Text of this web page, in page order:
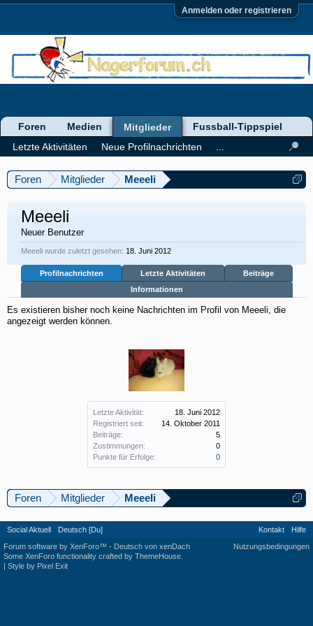
Anmelden oder registrieren
Foren Mitglieder Meeeli
Letzte Aktivität:
18. Juni 2012
Registriert seit:
14. Oktober 2011
Beiträge:
5
Zustimmungen:
0
Punkte für Erfolge:
0
Meeeli
Neuer Benutzer
Meeeli wurde zuletzt gesehen: 18. Juni 2012
Profilnachrichten Letzte Aktivitäten
Beiträge
Informationen
Es existieren bisher noch keine Nachrichten im Profil von Meeeli, die
angezeigt werden können.
Foren Mitglieder Meeeli
Foren Medien
Mitglieder
Letzte Aktivitäten
Neue Profilnachrichten
Fussball-Tippspiel
Social Aktuell Deutsch [Du] Kontakt
Hilfe
Nutzungsbedingungen
Forum software by XenForo™ - Deutsch von xenDach
Some XenForo functionality crafted by ThemeHouse
| Style by Pixel Exit